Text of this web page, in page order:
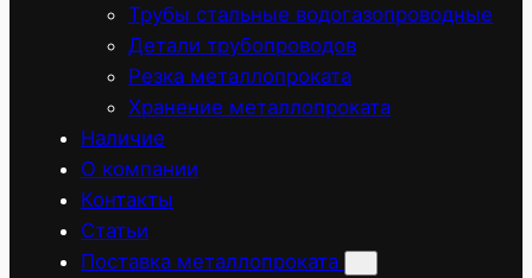
Трубы стальные водогазопроводные
Детали трубопроводов
Резка металлопроката
Хранение металлопроката
Наличие
О компании
Контакты
Статьи
Поставка металлопроката